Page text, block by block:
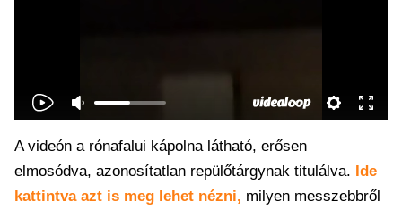
A videón a rónafalui kápolna látható, erősen
elmosódva, azonosítatlan repülőtárgynak titulálva. Ide
kattintva azt is meg lehet nézni, milyen messzebbről